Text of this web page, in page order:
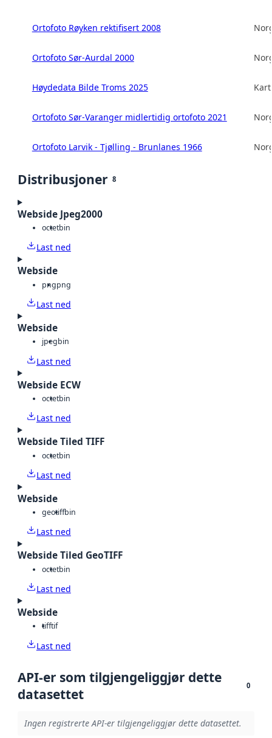
Ortofoto Røyken rektifisert 2008
Ortofoto Sør-Aurdal 2000
Høydedata Bilde Troms 2025
Ortofoto Sør-Varanger midlertidig ortofoto 2021
Ortofoto Larvik - Tjølling - Brunlanes 1966
Distribusjoner 8
Webside Jpeg2000
octetbin
Last ned
Webside
pngpng
Last ned
Webside
jpegbin
Last ned
Webside ECW
octetbin
Last ned
Webside Tiled TIFF
octetbin
Last ned
Webside
geotiffbin
Last ned
Webside Tiled GeoTIFF
octetbin
Last ned
Webside
tifftif
Last ned
API-er som tilgjengeliggjør dette
datasettet
0
Ingen registrerte API-er tilgjengeliggjør dette datasettet.